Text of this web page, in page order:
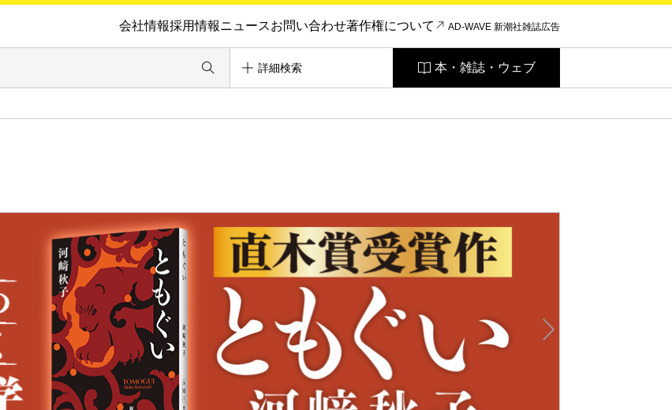
会社情報採用情報ニュースお問い合わせ著作権について AD-WAVE 新潮社雑誌広告
詳細検索 本・雑誌・ウェブ